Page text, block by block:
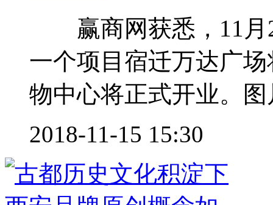
赢商网获悉，11月
一个项目宿迁万达广
物中心将正式开业。图
2018-11-15 15:30